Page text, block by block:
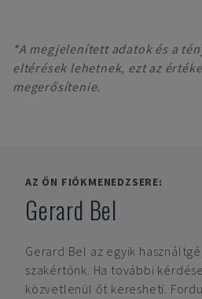
*A megjelenített adatok és a
eltérések lehetnek, ezt az
megerősítenie.
AZ ÖN FIÓKMENEDZSERE:
Gerard Bel
Gerard Bel az egyik
szakértőnk. Ha további
közvetlenül őt keresheti.